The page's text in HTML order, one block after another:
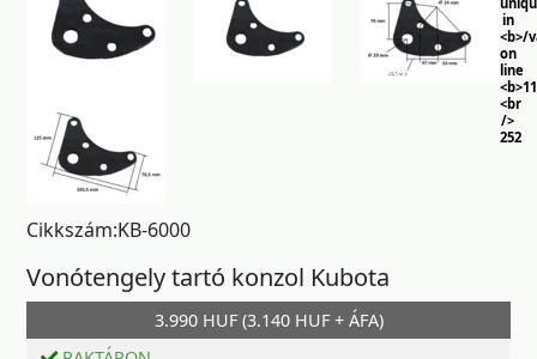
in
<b>/
on
line
<br
/>
252
Cikkszám:KB-6000
Vonótengely tartó konzol Kubota
3.990 HUF (3.140 HUF + ÁFA)